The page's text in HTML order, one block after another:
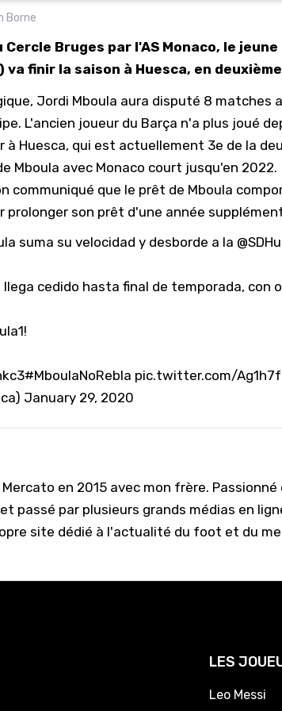
Borne
Bruges par l'AS Monaco, le
va finir la saison à Huesca, en
Jordi Mboula aura disputé 8 matches
L'ancien joueur du Barça n'a plus joué
à Huesca, qui est actuellement 3e de la
Mboula avec Monaco court jusqu'en 2022.
communiqué que le prêt de Mboula
prolonger son prêt d'une année
suma su velocidad y desborde a la
cedido hasta final de temporada, con
!
#MboulaNoRebla pic.twitter.com/
January 29, 2020
en 2015 avec mon frère. Passionné
passé par plusieurs grands médias en
site dédié à l'actualité du foot et du
LES
Leo Messi